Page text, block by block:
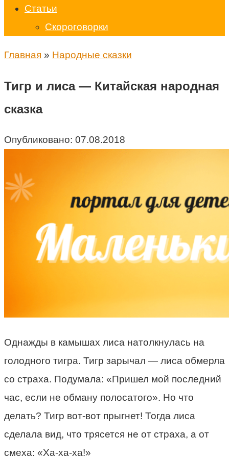
Статьи
Скороговорки
Главная » Народные сказки
Тигр и лиса — Китайская народная
сказка
Опубликовано: 07.08.2018
Однажды в камышах лиса натолкнулась на
голодного тигра. Тигр зарычал — лиса обмерла
со страха. Подумала: «Пришел мой последний
час, если не обману полосатого». Но что
делать? Тигр вот-вот прыгнет! Тогда лиса
сделала вид, что трясется не от страха, а от
смеха: «Ха-ха-ха!»